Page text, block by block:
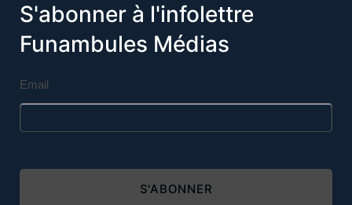
S'abonner à l'infolettre
Funambules Médias
Email
S'ABONNER